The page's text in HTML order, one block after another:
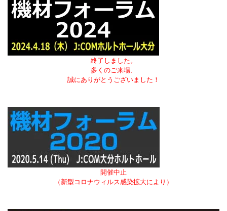
終了しました。
多くのご来場、
誠にありがとうございました！
開催中止
（新型コロナウィルス感染拡大により）